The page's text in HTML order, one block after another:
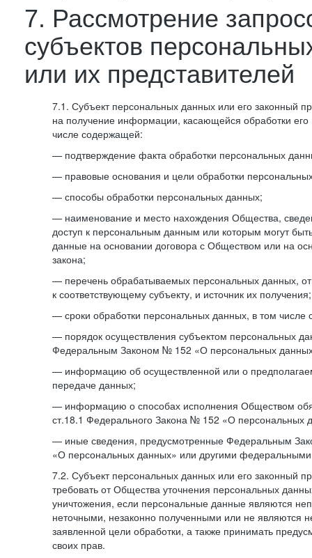
7. Рассмотрение
субъектов
или их представителей
7.1. Субъект персональных данных или его законный
на получение информации, касающейся обработки
числе содержащей:
— подтверждение факта обработки персональных
— правовые основания и цели обработки
— способы обработки персональных данных;
— наименование и место нахождения Общества,
доступ к персональным данным или которым могут
данные на основании договора с Обществом или на
закона;
— перечень обрабатываемых персональных данных,
к соответствующему субъекту, и источник их получения;
— сроки обработки персональных данных, в том числе
— порядок осуществления субъектом персональных
Федеральным Законом № 152 «О персональных
— информацию об осуществленной или о
передаче данных;
— информацию о способах исполнения Обществом
ст.18.1 Федерального Закона № 152 «О персональных
— иные сведения, предусмотренные Федеральным
«О персональных данных» или другими
7.2. Субъект персональных данных или его законный
требовать от Общества уточнения персональных
уничтожения, если персональные данные являются
неточными, незаконно полученными или не являются
заявленной цели обработки, а также принимать
своих прав.